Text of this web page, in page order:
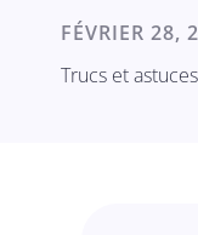
FÉVRIER 28,
Trucs et astuces